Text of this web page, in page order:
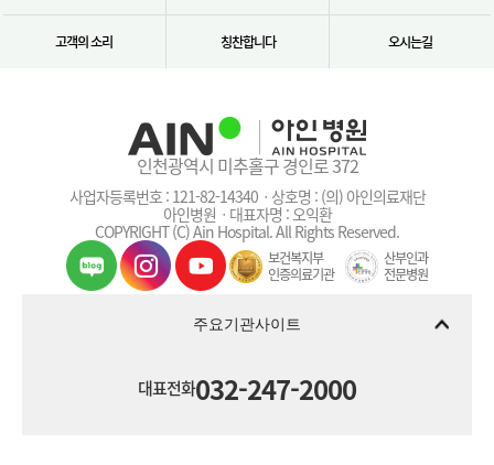
고객의 소리 칭찬합니다 오시는길
인천광역시 미추홀구 경인로 372
사업자등록번호 : 121-82-14340ㆍ상호명 : (의) 아인의료재단
아인병원ㆍ대표자명 : 오익환
COPYRIGHT (C) Ain Hospital. All Rights Reserved.
보건복지부
인증의료기관
산부인과
전문병원
주요기관사이트
대표전화032-247-2000